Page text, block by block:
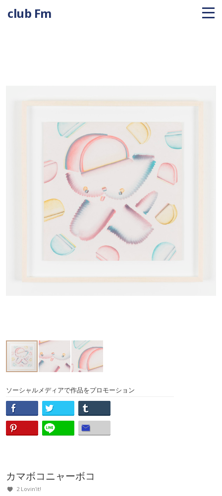
club Fm
ソーシャルメディアで作品をプロモーション
カマボコニャーボコ
2 Lovin'it!